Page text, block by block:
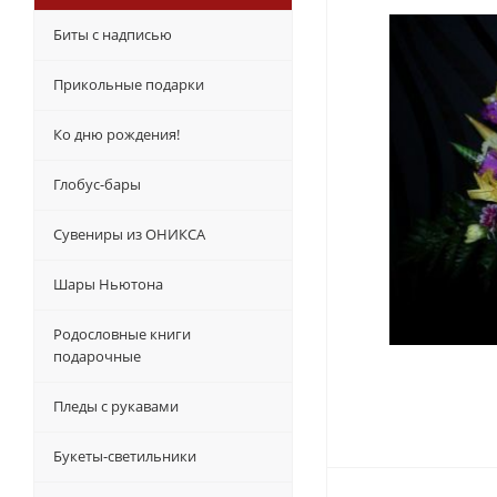
Биты с надписью
Прикольные подарки
Ко дню рождения!
Глобус-бары
Сувениры из ОНИКСА
Шары Ньютона
Родословные книги
подарочные
Пледы с рукавами
Букеты-светильники